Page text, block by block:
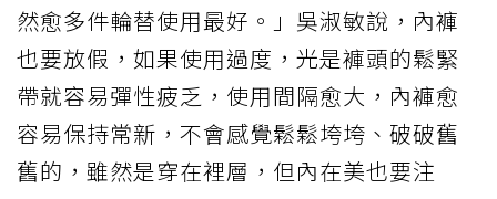
然愈多件輪替使用最好。」吳淑敏說，內褲
也要放假，如果使用過度，光是褲頭的鬆緊
帶就容易彈性疲乏，使用間隔愈大，內褲愈
容易保持常新，不會感覺鬆鬆垮垮、破破舊
舊的，雖然是穿在裡層，但內在美也要注